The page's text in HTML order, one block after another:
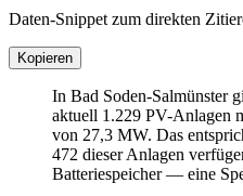
Daten-Snippet zum direkten
Kopieren
In Bad Soden-Salmünster
aktuell 1.229 PV-Anlagen
von 27,3 MW. Das
472 dieser Anlagen
Batteriespeicher — eine